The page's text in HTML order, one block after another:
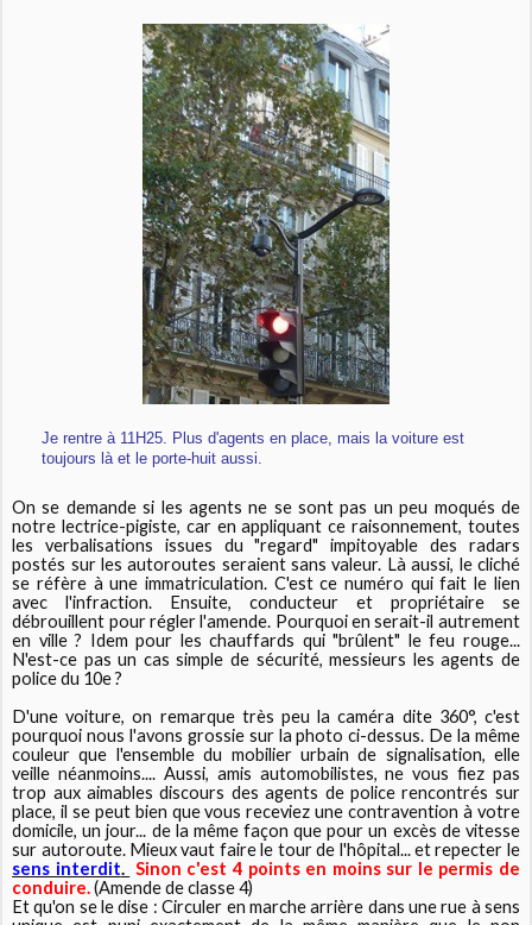
Je rentre à 11H25. Plus d'agents en place, mais la voiture est
toujours là et le porte-huit aussi.
On se demande si les agents ne se sont pas un peu moqués de
notre lectrice-pigiste, car en appliquant ce raisonnement, toutes
les verbalisations issues du "regard" impitoyable des radars
postés sur les autoroutes seraient sans valeur. Là aussi, le cliché
se réfère à une immatriculation. C'est ce numéro qui fait le lien
avec l'infraction. Ensuite, conducteur et propriétaire se
débrouillent pour régler l'amende. Pourquoi en serait-il autrement
en ville ? Idem pour les chauffards qui "brûlent" le feu rouge...
N'est-ce pas un cas simple de sécurité, messieurs les agents de
police du 10e ?
D'une voiture, on remarque très peu la caméra dite 360°, c'est
pourquoi nous l'avons grossie sur la photo ci-dessus. De la même
couleur que l'ensemble du mobilier urbain de signalisation, elle
veille néanmoins.... Aussi, amis automobilistes, ne vous fiez pas
trop aux aimables discours des agents de police rencontrés sur
place, il se peut bien que vous receviez une contravention à votre
domicile, un jour... de la même façon que pour un excès de vitesse
sur autoroute. Mieux vaut faire le tour de l'hôpital... et repecter le
sens interdit. Sinon c'est 4 points en moins sur le permis de
conduire.(Amende de classe 4)
Et qu'on se le dise : Circuler en marche arrière dans une rue à sens